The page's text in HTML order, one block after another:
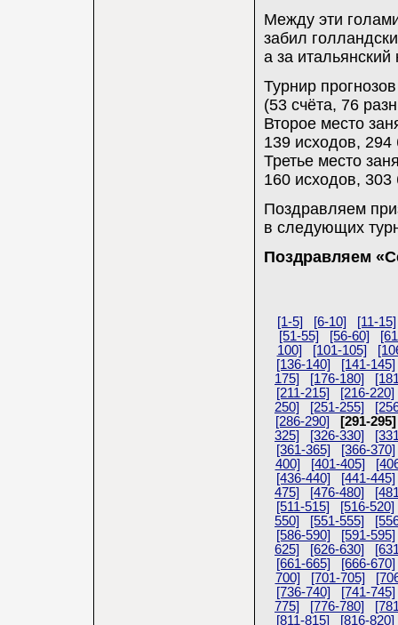
Между эти
забил
а за
Турнир
(53 счёта, 76
Второе место
139 исходов, 294
Третье место
160 исходов, 303
Поздравляем
в следующих
Поздравляем
[1-5] [6-10]
[11-15]
[51-55]
[56-60]
100]
[101-105]
[136-140]
[141-145]
175]
[176-180]
[211-215]
[216-220]
250]
[251-255]
[286-290]
[291-295]
325]
[326-330]
[361-365]
[366-370]
400]
[401-405]
[436-440]
[441-445]
475]
[476-480]
[511-515]
[516-520]
550]
[551-555]
[586-590]
[591-595]
625]
[626-630]
[661-665]
[666-670]
700]
[701-705]
[736-740]
[741-745]
775]
[776-780]
[811-815]
[816-820]